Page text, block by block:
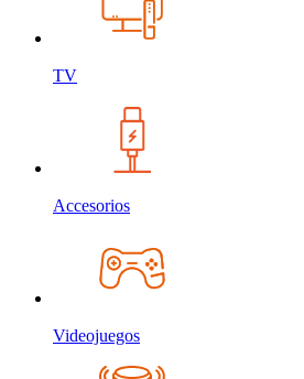
TV
Accesorios
Videojuegos